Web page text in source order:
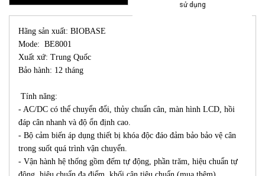
sử dụng
Hãng sản xuất: BIOBASE
Mode: BE8001
Xuất xứ: Trung Quốc
Bảo hành: 12 tháng
Tính năng:
- AC/DC có thể chuyển đổi, thủy chuẩn cân, màn hình LCD, hồi
đáp cân nhanh và độ ổn định cao.
- Bộ cảm biến áp dụng thiết bị khóa độc đáo đảm bảo bảo vệ cân
trong suốt quá trình vận chuyển.
- Vận hành hệ thống gồm đếm tự động, phần trăm, hiệu chuẩn tự